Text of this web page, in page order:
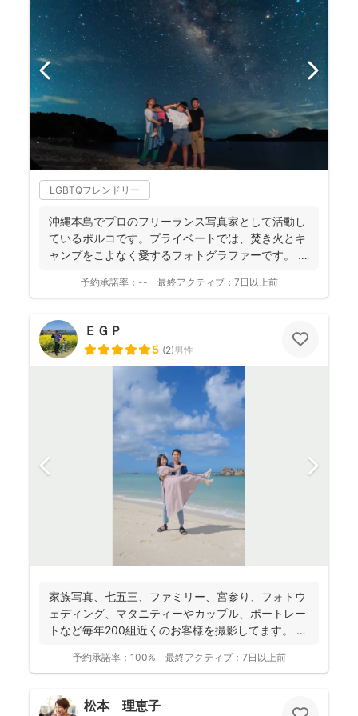
LGBTQフレンドリー
沖縄本島でプロのフリーランス写真家として活動し
ているポルコです。プライベートでは、焚き火とキ
ャンプをこよなく愛するフォトグラファーです。
予約承諾率： -- 最終アクティブ： 7日以上前
ＥＧＰ
5 (2)男性
家族写真、七五三、ファミリー、宮参り、フォトウ
ェディング、マタニティーやカップル、ポートレー
トなど毎年200組近くのお客様を撮影してます。 ナ
予約承諾率： 100% 最終アクティブ： 7日以上前
松本 理恵子